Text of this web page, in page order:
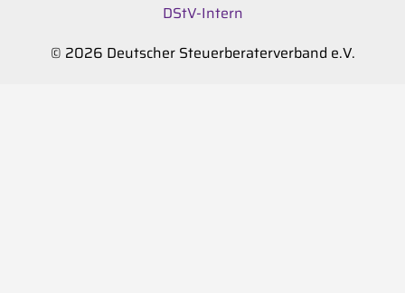
DStV-Intern
© 2026 Deutscher Steuerberaterverband e.V.